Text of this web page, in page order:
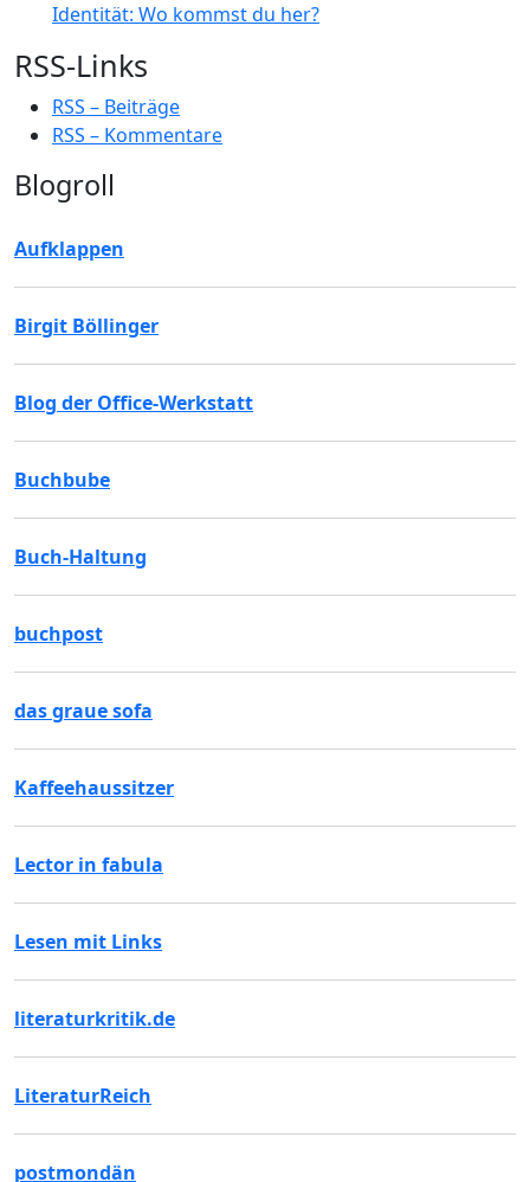
Identität: Wo kommst du her?
RSS-Links
RSS – Beiträge
RSS – Kommentare
Blogroll
Aufklappen
Birgit Böllinger
Blog der Office-Werkstatt
Buchbube
Buch-Haltung
buchpost
das graue sofa
Kaffeehaussitzer
Lector in fabula
Lesen mit Links
literaturkritik.de
LiteraturReich
postmondän